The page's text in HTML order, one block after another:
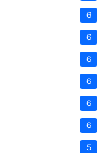
6
6
6
6
6
6
5